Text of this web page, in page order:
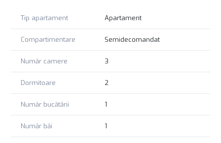
Parcul pentru copii este chiar în spatele blocului, piața se
află la 5 minute de mers pe jos, iar școala la doar 3 minute –
totul la îndemână, fără stres și fără drumuri lungi. Un
apartament ideal pentru familie sau pentru cei care vor
vizionare.
Tip apartament Apartament
Compartimentare Semidecomandat
Număr camere 3
Dormitoare 2
Număr bucătării 1
Număr băi 1